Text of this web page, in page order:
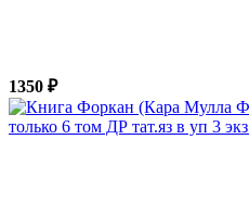
1350 ₽